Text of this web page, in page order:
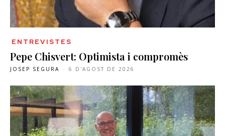
ENTREVISTES
Pepe Chisvert: Optimista i compromès
JOSEP SEGURA - 6 D'AGOST DE 2026